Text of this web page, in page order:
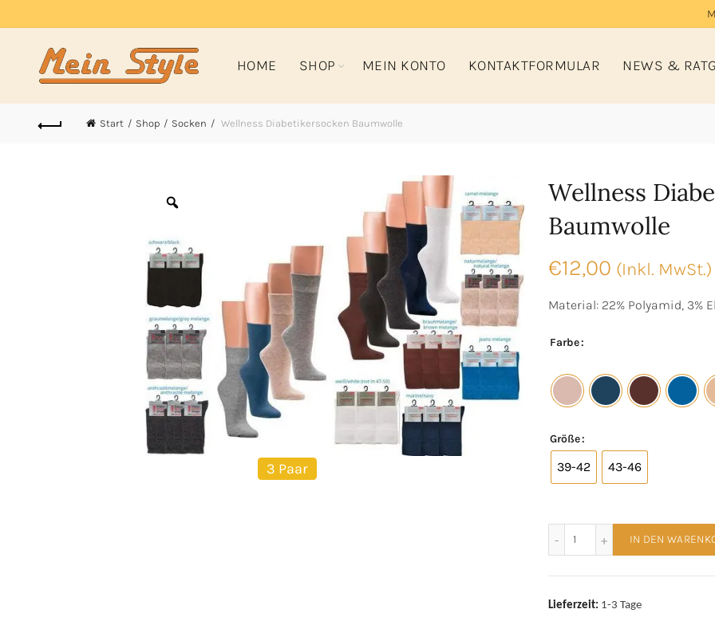
HOME SHOP MEIN KONTO KONTAKTFORMULAR NEWS &
Start Shop Socken Wellness Diabetikersocken Baumwolle
3 Paar
Wellness
Baumwolle
€12,00 (Inkl. MwSt.)
Material: 22% Polyamid, 3%
Farbe
Größe
39-42 43-46
IN DEN
Lieferzeit: 1-3 Tage